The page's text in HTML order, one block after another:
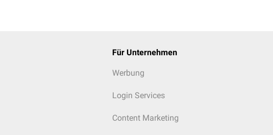
Für Unternehmen
Werbung
Login Services
Content Marketing